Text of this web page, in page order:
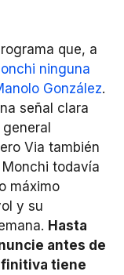
que, a
ninguna
González.
señal clara
Via también
todavía
máximo
y su
Hasta
antes de
tiene